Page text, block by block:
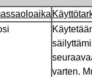
varten.